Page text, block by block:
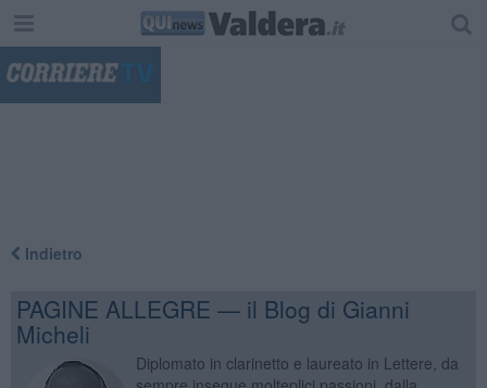
Indietro
PAGINE ALLEGRE — il Blog di Gianni
Micheli
Diplomato in clarinetto e laureato in Lettere, da